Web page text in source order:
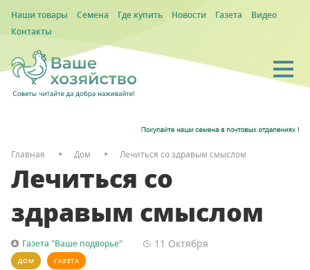
Наши товары Семена Где купить Новости Газета
Видео
Контакты
Главная Дом Лечиться со здравым смыслом
Лечиться со
здравым смыслом
Газета "Ваше подворье" 11 Октября
ДОМ ГАЗЕТА